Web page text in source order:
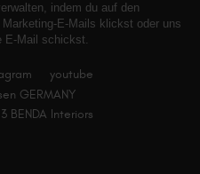
indem du auf den
E-Mails klickst oder uns
E-Mail schickst.
youtube
GERMANY
BENDA Interiors